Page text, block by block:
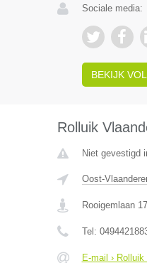
Sociale media:
BEKIJK
Rolluik
Niet gevestigd
Oost-
Rooigemlaan
Tel:
E-mail ›